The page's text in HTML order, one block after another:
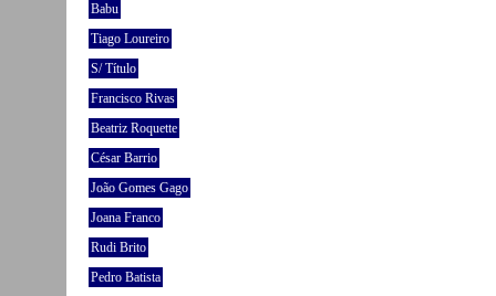
Babu
Tiago Loureiro
S/ Título
Francisco Rivas
Beatriz Roquette
César Barrio
João Gomes Gago
Joana Franco
Rudi Brito
Pedro Batista